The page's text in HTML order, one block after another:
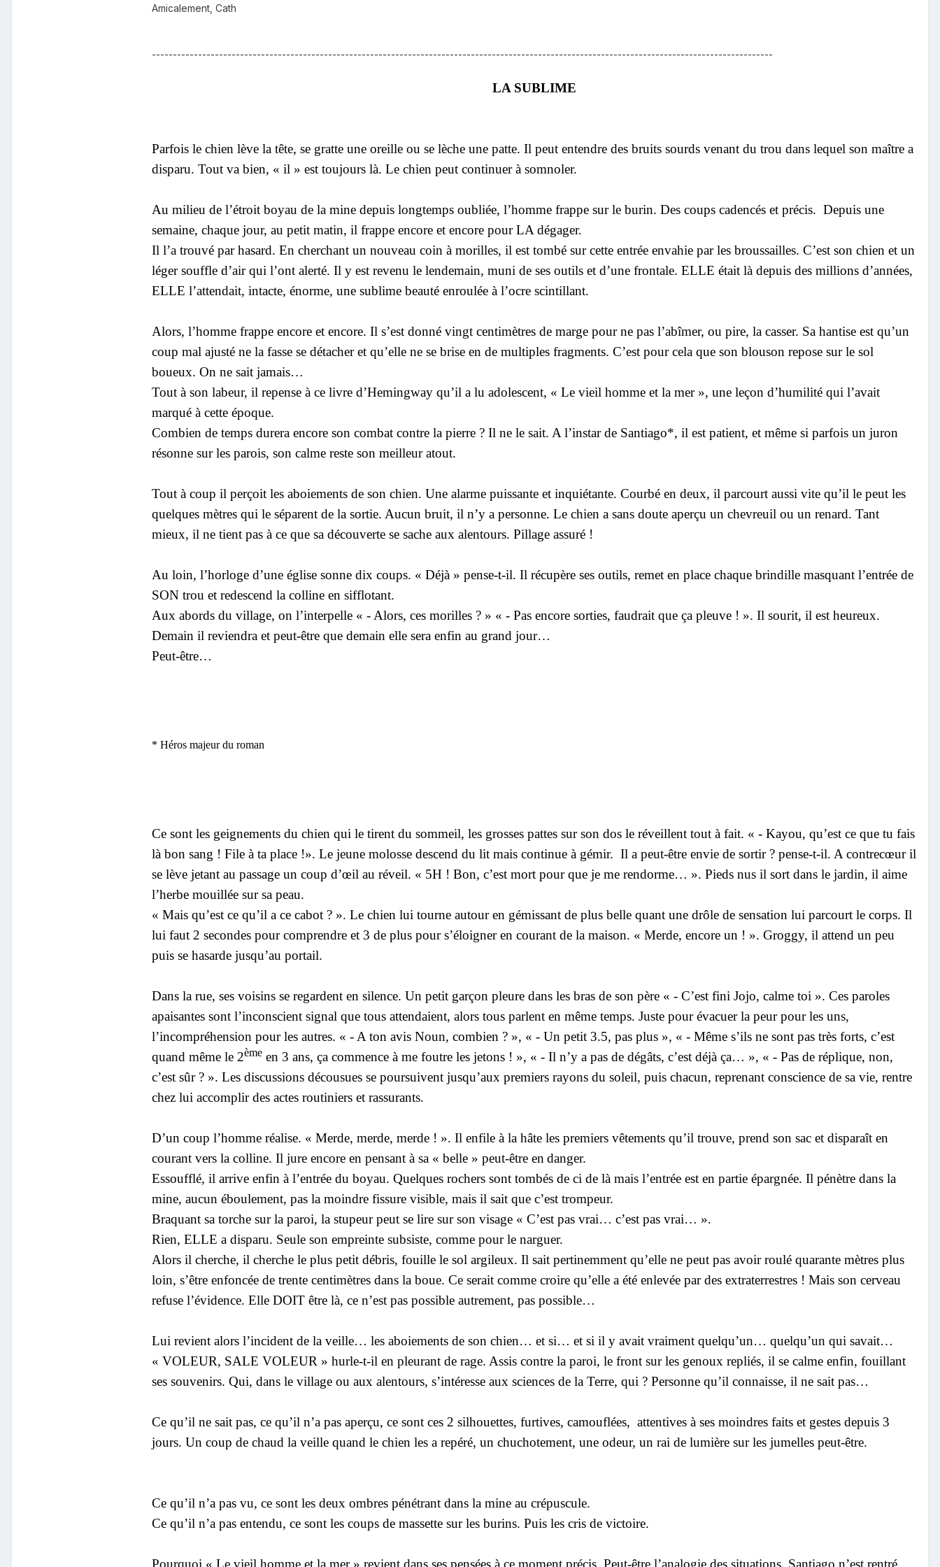
Amicalement, Cath
----------------------------------------------------------------------------------------------------------------------------------------------------
LA SUBLIME
Parfois le chien lève la tête, se gratte une oreille ou se lèche une patte. Il peut entendre des bruits sourds venant du trou dans lequel son maître a
disparu. Tout va bien, « il » est toujours là. Le chien peut continuer à somnoler.
Au milieu de l’étroit boyau de la mine depuis longtemps oubliée, l’homme frappe sur le burin. Des coups cadencés et précis. Depuis une
semaine, chaque jour, au petit matin, il frappe encore et encore pour LA dégager.
Il l’a trouvé par hasard. En cherchant un nouveau coin à morilles, il est tombé sur cette entrée envahie par les broussailles. C’est son chien et un
léger souffle d’air qui l’ont alerté. Il y est revenu le lendemain, muni de ses outils et d’une frontale. ELLE était là depuis des millions d’années,
ELLE l’attendait, intacte, énorme, une sublime beauté enroulée à l’ocre scintillant.
Alors, l’homme frappe encore et encore. Il s’est donné vingt centimètres de marge pour ne pas l’abîmer, ou pire, la casser. Sa hantise est qu’un
coup mal ajusté ne la fasse se détacher et qu’elle ne se brise en de multiples fragments. C’est pour cela que son blouson repose sur le sol
boueux. On ne sait jamais…
Tout à son labeur, il repense à ce livre d’Hemingway qu’il a lu adolescent, « Le vieil homme et la mer », une leçon d’humilité qui l’avait
marqué à cette époque.
Combien de temps durera encore son combat contre la pierre ? Il ne le sait. A l’instar de Santiago*, il est patient, et même si parfois un juron
résonne sur les parois, son calme reste son meilleur atout.
Tout à coup il perçoit les aboiements de son chien. Une alarme puissante et inquiétante. Courbé en deux, il parcourt aussi vite qu’il le peut les
quelques mètres qui le séparent de la sortie. Aucun bruit, il n’y a personne. Le chien a sans doute aperçu un chevreuil ou un renard. Tant
mieux, il ne tient pas à ce que sa découverte se sache aux alentours. Pillage assuré !
Au loin, l’horloge d’une église sonne dix coups. « Déjà » pense-t-il. Il récupère ses outils, remet en place chaque brindille masquant l’entrée de
SON trou et redescend la colline en sifflotant.
Aux abords du village, on l’interpelle « - Alors, ces morilles ? » « - Pas encore sorties, faudrait que ça pleuve ! ». Il sourit, il est heureux.
Demain il reviendra et peut-être que demain elle sera enfin au grand jour…
Peut-être…
* Héros majeur du roman
Ce sont les geignements du chien qui le tirent du sommeil, les grosses pattes sur son dos le réveillent tout à fait. « - Kayou, qu’est ce que tu fais
là bon sang ! File à ta place !». Le jeune molosse descend du lit mais continue à gémir. Il a peut-être envie de sortir ? pense-t-il. A contrecœur il
se lève jetant au passage un coup d’œil au réveil. « 5H ! Bon, c’est mort pour que je me rendorme… ». Pieds nus il sort dans le jardin, il aime
l’herbe mouillée sur sa peau.
« Mais qu’est ce qu’il a ce cabot ? ». Le chien lui tourne autour en gémissant de plus belle quant une drôle de sensation lui parcourt le corps. Il
lui faut 2 secondes pour comprendre et 3 de plus pour s’éloigner en courant de la maison. « Merde, encore un ! ». Groggy, il attend un peu
puis se hasarde jusqu’au portail.
Dans la rue, ses voisins se regardent en silence. Un petit garçon pleure dans les bras de son père « - C’est fini Jojo, calme toi ». Ces paroles
apaisantes sont l’inconscient signal que tous attendaient, alors tous parlent en même temps. Juste pour évacuer la peur pour les uns,
l’incompréhension pour les autres. « - A ton avis Noun, combien ? », « - Un petit 3.5, pas plus », « - Même s’ils ne sont pas très forts, c’est
quand même le 2ème en 3 ans, ça commence à me foutre les jetons ! », « - Il n’y a pas de dégâts, c’est déjà ça… », « - Pas de réplique, non,
c’est sûr ? ». Les discussions décousues se poursuivent jusqu’aux premiers rayons du soleil, puis chacun, reprenant conscience de sa vie, rentre
chez lui accomplir des actes routiniers et rassurants.
D’un coup l’homme réalise. « Merde, merde, merde ! ». Il enfile à la hâte les premiers vêtements qu’il trouve, prend son sac et disparaît en
courant vers la colline. Il jure encore en pensant à sa « belle » peut-être en danger.
Essoufflé, il arrive enfin à l’entrée du boyau. Quelques rochers sont tombés de ci de là mais l’entrée est en partie épargnée. Il pénètre dans la
mine, aucun éboulement, pas la moindre fissure visible, mais il sait que c’est trompeur.
Braquant sa torche sur la paroi, la stupeur peut se lire sur son visage « C’est pas vrai… c’est pas vrai… ».
Rien, ELLE a disparu. Seule son empreinte subsiste, comme pour le narguer.
Alors il cherche, il cherche le plus petit débris, fouille le sol argileux. Il sait pertinemment qu’elle ne peut pas avoir roulé quarante mètres plus
loin, s’être enfoncée de trente centimètres dans la boue. Ce serait comme croire qu’elle a été enlevée par des extraterrestres ! Mais son cerveau
refuse l’évidence. Elle DOIT être là, ce n’est pas possible autrement, pas possible…
Lui revient alors l’incident de la veille… les aboiements de son chien… et si… et si il y avait vraiment quelqu’un… quelqu’un qui savait…
« VOLEUR, SALE VOLEUR » hurle-t-il en pleurant de rage. Assis contre la paroi, le front sur les genoux repliés, il se calme enfin, fouillant
ses souvenirs. Qui, dans le village ou aux alentours, s’intéresse aux sciences de la Terre, qui ? Personne qu’il connaisse, il ne sait pas…
Ce qu’il ne sait pas, ce qu’il n’a pas aperçu, ce sont ces 2 silhouettes, furtives, camouflées, attentives à ses moindres faits et gestes depuis 3
jours. Un coup de chaud la veille quand le chien les a repéré, un chuchotement, une odeur, un rai de lumière sur les jumelles peut-être.
Ce qu’il n’a pas vu, ce sont les deux ombres pénétrant dans la mine au crépuscule.
Ce qu’il n’a pas entendu, ce sont les coups de massette sur les burins. Puis les cris de victoire.
Pourquoi « Le vieil homme et la mer » revient dans ses pensées à ce moment précis. Peut-être l’analogie des situations. Santiago n’est rentré